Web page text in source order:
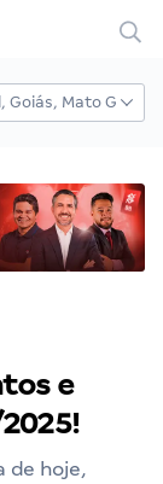
e
de hoje,